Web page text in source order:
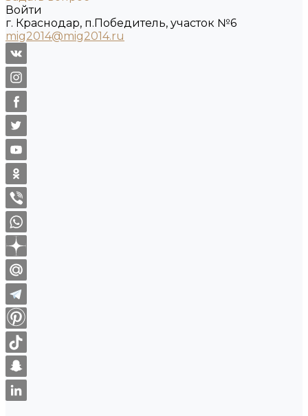
Войти
г. Краснодар, п.Победитель, участок №6
mig2014@mig2014.ru